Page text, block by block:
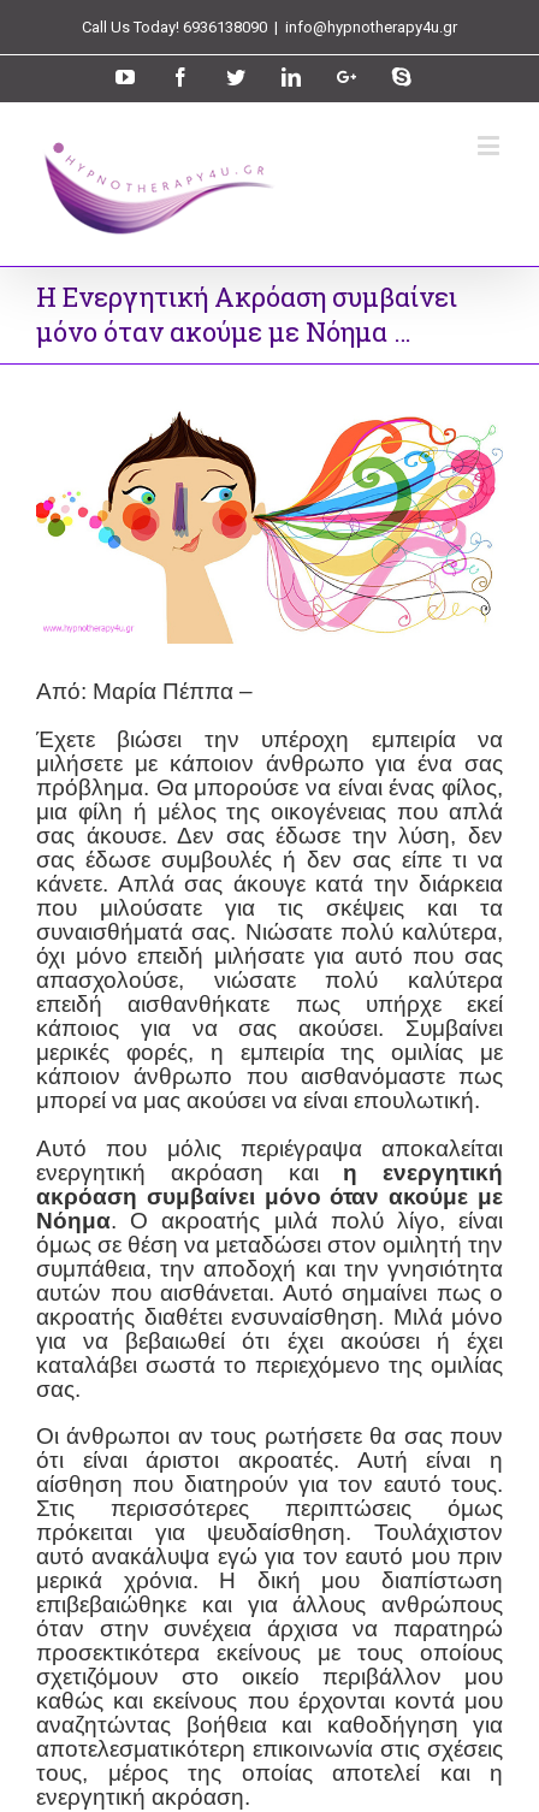
Call Us Today! 6936138090 | info@hypnotherapy4u.gr
H Ενεργητική Ακρόαση συμβαίνει
μόνο όταν ακούμε με Νόημα …
Από: Μαρία Πέππα –
Έχετε βιώσει την υπέροχη εμπειρία να
μιλήσετε με κάποιον άνθρωπο για ένα σας
πρόβλημα. Θα μπορούσε να είναι ένας φίλος,
μια φίλη ή μέλος της οικογένειας που απλά
σας άκουσε. Δεν σας έδωσε την λύση, δεν
σας έδωσε συμβουλές ή δεν σας είπε τι να
κάνετε. Απλά σας άκουγε κατά την διάρκεια
που μιλούσατε για τις σκέψεις και τα
συναισθήματά σας. Νιώσατε πολύ καλύτερα,
όχι μόνο επειδή μιλήσατε για αυτό που σας
απασχολούσε, νιώσατε πολύ καλύτερα
επειδή αισθανθήκατε πως υπήρχε εκεί
κάποιος για να σας ακούσει. Συμβαίνει
μερικές φορές, η εμπειρία της ομιλίας με
κάποιον άνθρωπο που αισθανόμαστε πως
μπορεί να μας ακούσει να είναι επουλωτική.
Αυτό που μόλις περιέγραψα αποκαλείται
ενεργητική ακρόαση και η ενεργητική
ακρόαση συμβαίνει μόνο όταν ακούμε με
Νόημα. Ο ακροατής μιλά πολύ λίγο, είναι
όμως σε θέση να μεταδώσει στον ομιλητή την
συμπάθεια, την αποδοχή και την γνησιότητα
αυτών που αισθάνεται. Αυτό σημαίνει πως ο
ακροατής διαθέτει ενσυναίσθηση. Μιλά μόνο
για να βεβαιωθεί ότι έχει ακούσει ή έχει
καταλάβει σωστά το περιεχόμενο της ομιλίας
σας.
Οι άνθρωποι αν τους ρωτήσετε θα σας πουν
ότι είναι άριστοι ακροατές. Αυτή είναι η
αίσθηση που διατηρούν για τον εαυτό τους.
Στις περισσότερες περιπτώσεις όμως
πρόκειται για ψευδαίσθηση. Τουλάχιστον
αυτό ανακάλυψα εγώ για τον εαυτό μου πριν
μερικά χρόνια. Η δική μου διαπίστωση
επιβεβαιώθηκε και για άλλους ανθρώπους
όταν στην συνέχεια άρχισα να παρατηρώ
προσεκτικότερα εκείνους με τους οποίους
σχετιζόμουν στο οικείο περιβάλλον μου
καθώς και εκείνους που έρχονται κοντά μου
αναζητώντας βοήθεια και καθοδήγηση για
αποτελεσματικότερη επικοινωνία στις σχέσεις
τους, μέρος της οποίας αποτελεί και η
ενεργητική ακρόαση.